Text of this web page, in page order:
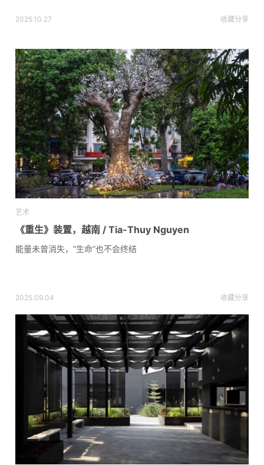
2025.10.27 收藏分享
艺术
《重生》装置，越南 / Tia-Thuy Nguyen
能量未曾消失，“生命”也不会终结
2025.09.04 收藏分享